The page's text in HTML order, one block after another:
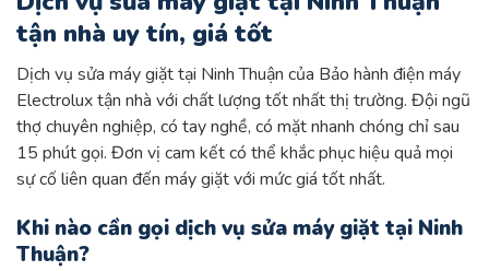
tận nhà uy tín, giá tốt
Dịch vụ sửa máy giặt tại Ninh Thuận của Bảo hành điện máy
Electrolux tận nhà với chất lượng tốt nhất thị trường. Đội ngũ
thợ chuyên nghiệp, có tay nghề, có mặt nhanh chóng chỉ sau
15 phút gọi. Đơn vị cam kết có thể khắc phục hiệu quả mọi
sự cố liên quan đến máy giặt với mức giá tốt nhất.
Khi nào cần gọi dịch vụ sửa máy giặt tại Ninh
Thuận?